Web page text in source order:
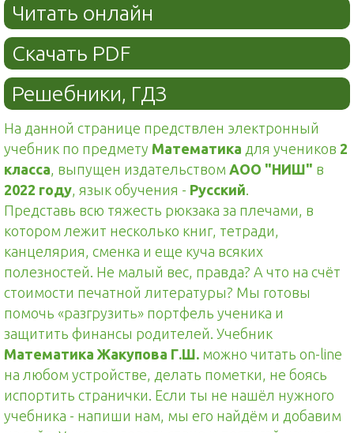
Читать онлайн
Скачать PDF
Решебники, ГДЗ
На данной странице предствлен электронный
учебник по предмету Математика для учеников 2
класса, выпущен издательством АОО "НИШ" в
2022 году, язык обучения - Русский.
Представь всю тяжесть рюкзака за плечами, в
котором лежит несколько книг, тетради,
канцелярия, сменка и еще куча всяких
полезностей. Не малый вес, правда? А что на счёт
стоимости печатной литературы? Мы готовы
помочь «разгрузить» портфель ученика и
защитить финансы родителей. Учебник
Математика Жакупова Г.Ш. можно читать on-line
на любом устройстве, делать пометки, не боясь
испортить странички. Если ты не нашёл нужного
учебника - напиши нам, мы его найдём и добавим